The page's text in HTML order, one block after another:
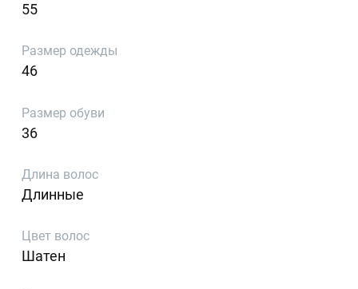
55
Размер одежды
46
Размер обуви
36
Длина волос
Длинные
Цвет волос
Шатен